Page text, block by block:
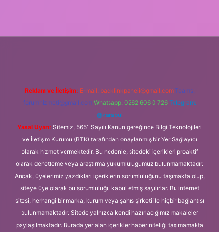
Reklam ve İletişim: E-mail: backlinkpaneli@gmail.com Teams:
forumhizmeti@gmail.com Whatsapp: 0262 606 0 726 Telegram:
@karabul
Yasal Uyarı: Sitemiz, 5651 Sayılı Kanun gereğince Bilgi Teknolojileri
ve İletişim Kurumu (BTK) tarafından onaylanmış bir Yer Sağlayıcı
olarak hizmet vermektedir. Bu nedenle, sitedeki içerikleri proaktif
olarak denetleme veya araştırma yükümlülüğümüz bulunmamaktadır.
Ancak, üyelerimiz yazdıkları içeriklerin sorumluluğunu taşımakta olup,
siteye üye olarak bu sorumluluğu kabul etmiş sayılırlar. Bu internet
sitesi, herhangi bir marka, kurum veya şahıs şirketi ile hiçbir bağlantısı
bulunmamaktadır. Sitede yalnızca kendi hazırladığımız makaleler
paylaşılmaktadır. Burada yer alan içerikler haber niteliği taşımamakta